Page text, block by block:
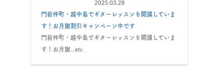
2025.03.28
門前仲町・越中島でギターレッスンを開講していま
す！お月謝割引キャンペーン中です
門前仲町・越中島でギターレッスンを開講していま
す！お月謝...etc